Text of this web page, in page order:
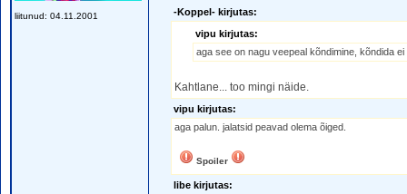
liitunud: 04.11.2001
-Koppel- kirjutas:
vipu kirjutas:
aga see on nagu veepeal kõndimine, kõndida
Kahtlane... too mingi näide.
vipu kirjutas:
aga palun. jalatsid peavad olema õiged.
Spoiler
libe kirjutas: